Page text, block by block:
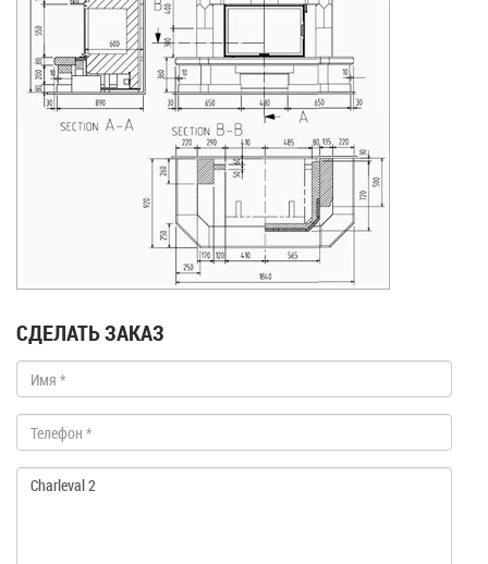
СДЕЛАТЬ ЗАКАЗ